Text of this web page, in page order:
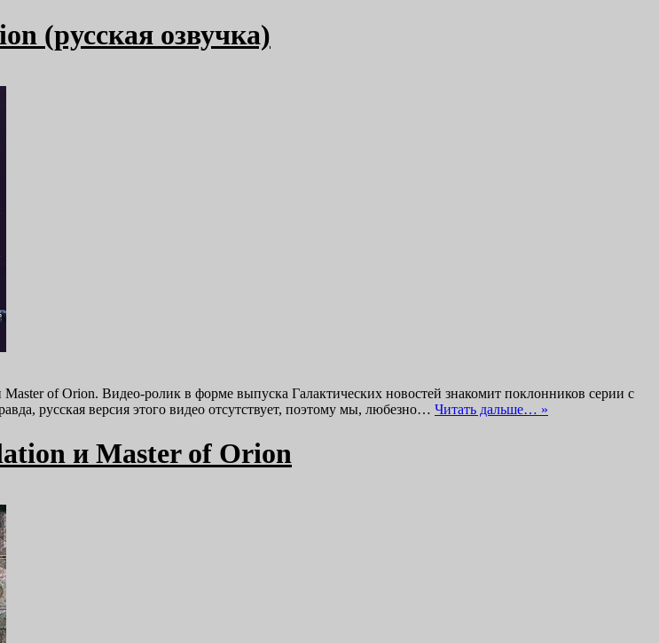
(русская озвучка)
of Orion. Видео-ролик в форме выпуска Галактических новостей знакомит поклонников серии с
русская версия этого видео отсутствует, поэтому мы, любезно… Читать дальше… »
и Master of Orion